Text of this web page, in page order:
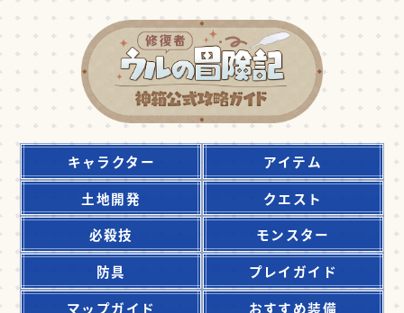
キャラクター
アイテム
土地開発
クエスト
必殺技
モンスター
防具
プレイガイド
マップガイド
おすすめ装備